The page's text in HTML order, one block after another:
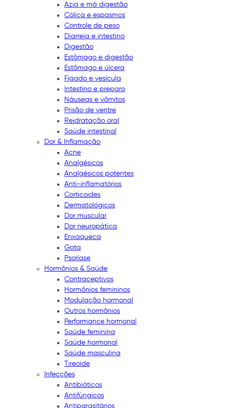
Azia e má digestão
Cólica e espasmos
Controle de peso
Diarreia e intestino
Digestão
Estômago e digestão
Estômago e úlcera
Fígado e vesícula
Intestino e preparo
Náuseas e vômitos
Prisão de ventre
Reidratação oral
Saúde intestinal
Dor & Inflamação
Acne
Analgésicos
Analgésicos potentes
Anti-inflamatórios
Corticoides
Dermatológicos
Dor muscular
Dor neuropática
Enxaqueca
Gota
Psoríase
Hormônios & Saúde
Contraceptivos
Hormônios femininos
Modulação hormonal
Outros hormônios
Performance hormonal
Saúde feminina
Saúde hormonal
Saúde masculina
Tireoide
Infecções
Antibióticos
Antifúngicos
Antiparasitários